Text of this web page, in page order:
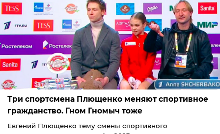
Три спортсмена Плющенко меняют спортивное
гражданство. Гном Гномыч тоже
Евгений Плющенко тему смены спортивного